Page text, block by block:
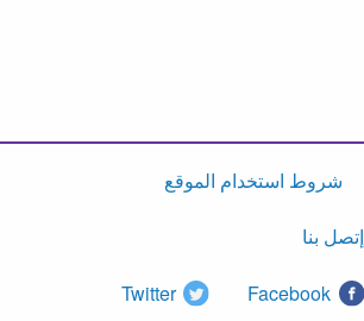
شروط استخدام الموقع
إتصل بنا
Facebook
Twitter